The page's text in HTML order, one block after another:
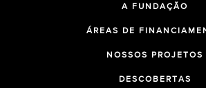
A FUNDAÇÃO
ÁREAS DE
NOSSOS PROJETOS
DESCOBERTAS